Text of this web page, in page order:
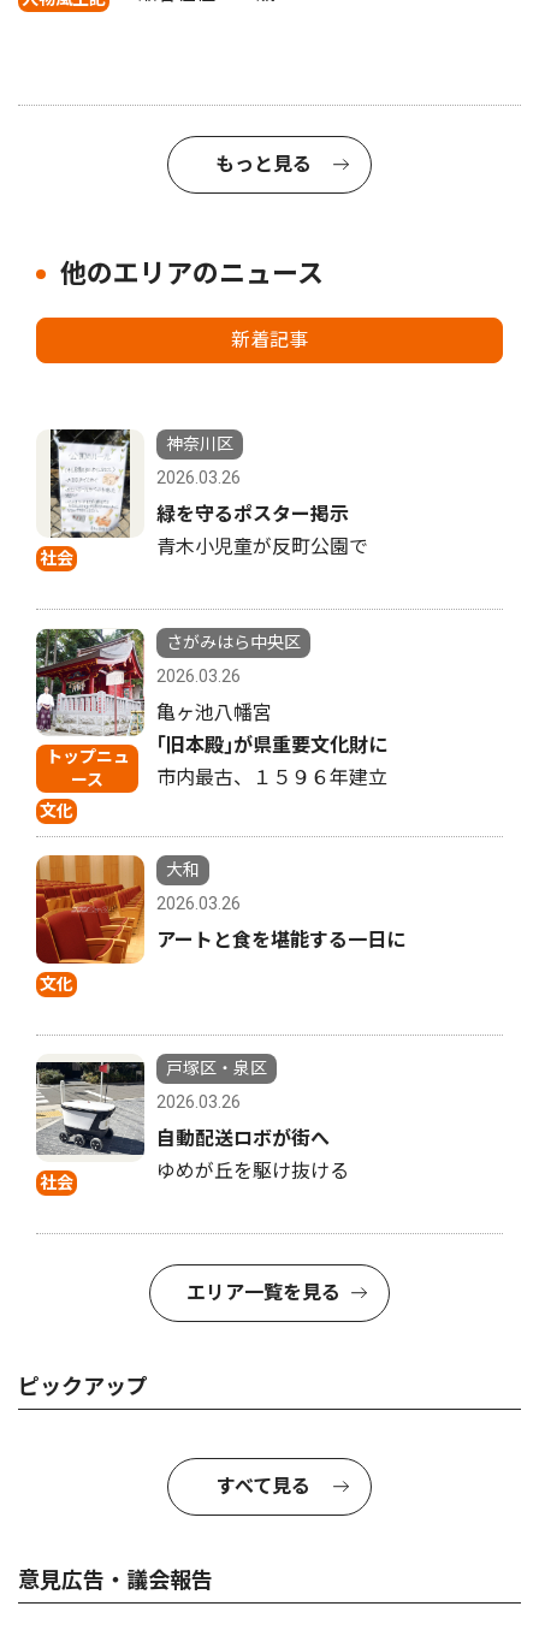
もっと見る
他のエリアのニュース
新着記事
社会
神奈川区
2026.03.26
緑を守るポスター掲示
青木小児童が反町公園で
トップニュ
ース
文化
さがみはら中央区
2026.03.26
亀ヶ池八幡宮
｢旧本殿｣が県重要文化財に
市内最古、１５９６年建立
文化
大和
2026.03.26
アートと食を堪能する一日に
社会
戸塚区・泉区
2026.03.26
自動配送ロボが街へ
ゆめが丘を駆け抜ける
エリア一覧を見る
ピックアップ
すべて見る
意見広告・議会報告